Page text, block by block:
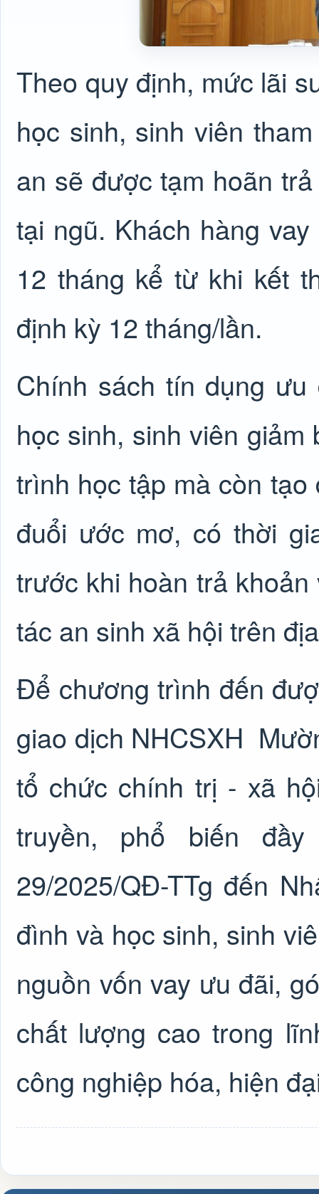
Theo quy định, mức lãi
học sinh, sinh viên
an sẽ được tạm hoãn
tại ngũ. Khách hàng
12 tháng kể từ khi kết
định kỳ 12 tháng/lần.
Chính sách tín dụng
học sinh, sinh viên
trình học tập mà còn
đuổi ước mơ, có thời
trước khi hoàn trả
tác an sinh xã hội trên
Để chương trình đến
giao dịch NHCSXH
tổ chức chính trị - xã
truyền, phổ biến
29/2025/QĐ-TTg đến
đình và học sinh, sinh
nguồn vốn vay ưu đãi,
chất lượng cao trong
công nghiệp hóa, hiện